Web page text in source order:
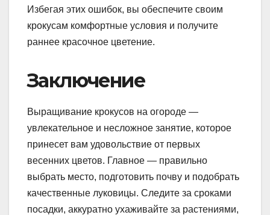
Избегая этих ошибок, вы обеспечите своим
крокусам комфортные условия и получите
раннее красочное цветение.
Заключение
Выращивание крокусов на огороде —
увлекательное и несложное занятие, которое
принесет вам удовольствие от первых
весенних цветов. Главное — правильно
выбрать место, подготовить почву и подобрать
качественные луковицы. Следите за сроками
посадки, аккуратно ухаживайте за растениями,